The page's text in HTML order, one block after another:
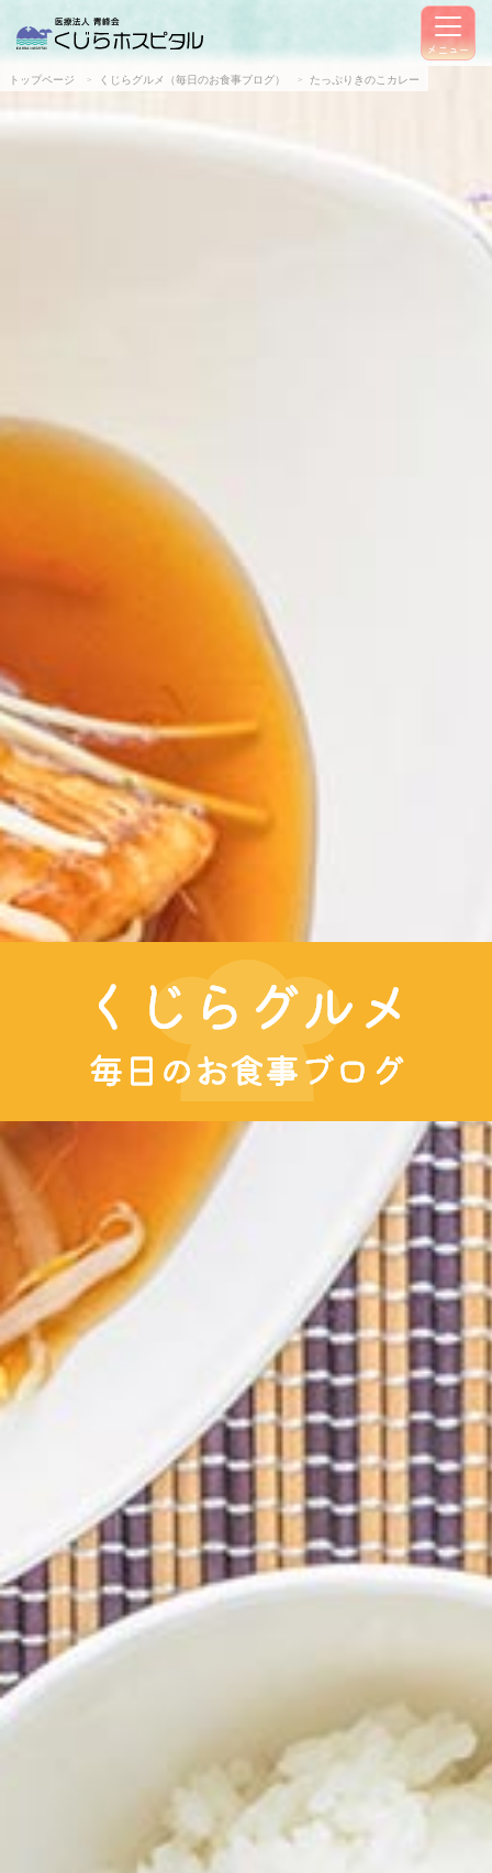
メニュー
トップページ くじらグルメ（毎日のお食事ブログ） たっぷりきのこカレー